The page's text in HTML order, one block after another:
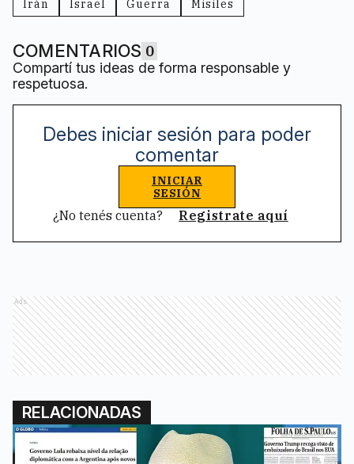
Irán Israel Guerra Misiles
COMENTARIOS 0
Compartí tus ideas de forma responsable y
respetuosa.
Debes iniciar sesión para poder
comentar
INICIAR
SESIÓN
¿No tenés cuenta? Registrate aquí
Ads
RELACIONADAS